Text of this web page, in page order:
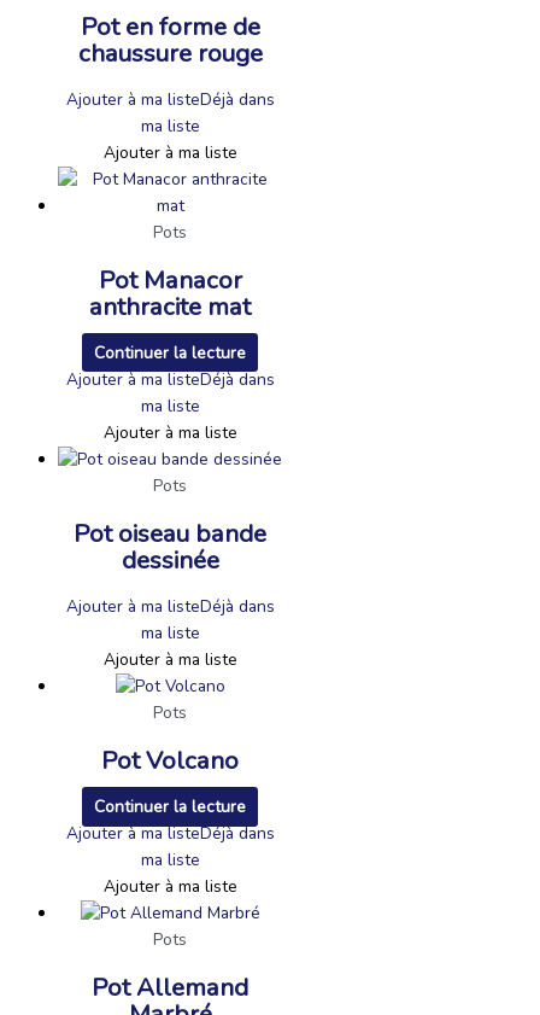
Pot en forme de
chaussure rouge
Ajouter à ma listeDéjà dans
ma liste
Ajouter à ma liste
Pots
Pot Manacor
anthracite mat
Continuer la lecture
Ajouter à ma listeDéjà dans
ma liste
Ajouter à ma liste
Pots
Pot oiseau bande
dessinée
Ajouter à ma listeDéjà dans
ma liste
Ajouter à ma liste
Pots
Pot Volcano
Continuer la lecture
Ajouter à ma listeDéjà dans
ma liste
Ajouter à ma liste
Pots
Pot Allemand